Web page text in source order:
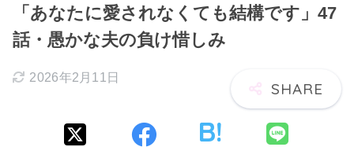
「あなたに愛されなくても結構です」47
話・愚かな夫の負け惜しみ
2026年2月11日